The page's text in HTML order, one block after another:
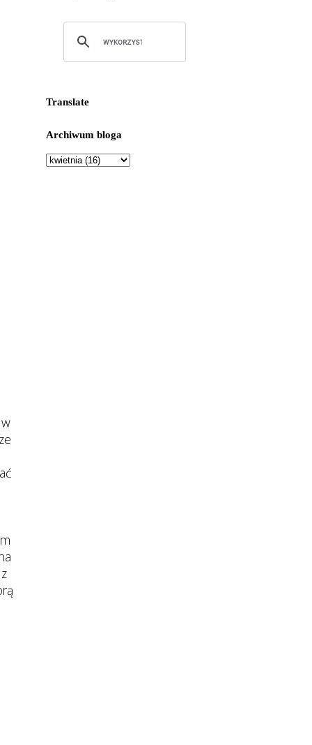
Translate
Archiwum bloga